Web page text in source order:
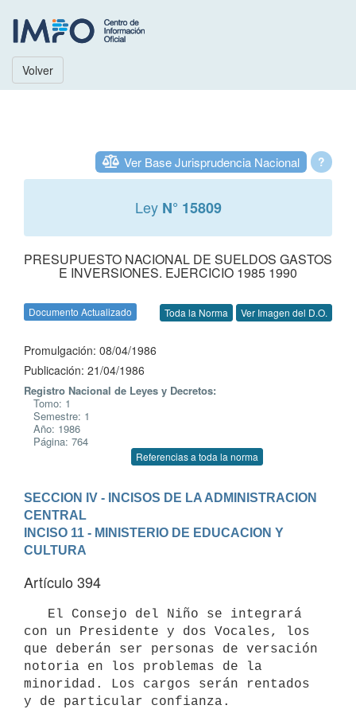
Volver
?
Ver Base Jurisprudencia Nacional
Ley N° 15809
PRESUPUESTO NACIONAL DE SUELDOS GASTOS
E INVERSIONES. EJERCICIO 1985 1990
Documento Actualizado Toda la Norma Ver Imagen del D.O.
Promulgación: 08/04/1986
Publicación: 21/04/1986
Registro Nacional de Leyes y Decretos:
Tomo: 1
Semestre: 1
Año: 1986
Página: 764
Referencias a toda la norma
SECCION IV - INCISOS DE LA ADMINISTRACION
CENTRAL
INCISO 11 - MINISTERIO DE EDUCACION Y
CULTURA
Artículo 394
con un Presidente y dos Vocales, los
que deberán ser personas de versación
notoria en los problemas de la
minoridad. Los cargos serán rentados